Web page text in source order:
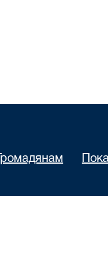
Громадянам